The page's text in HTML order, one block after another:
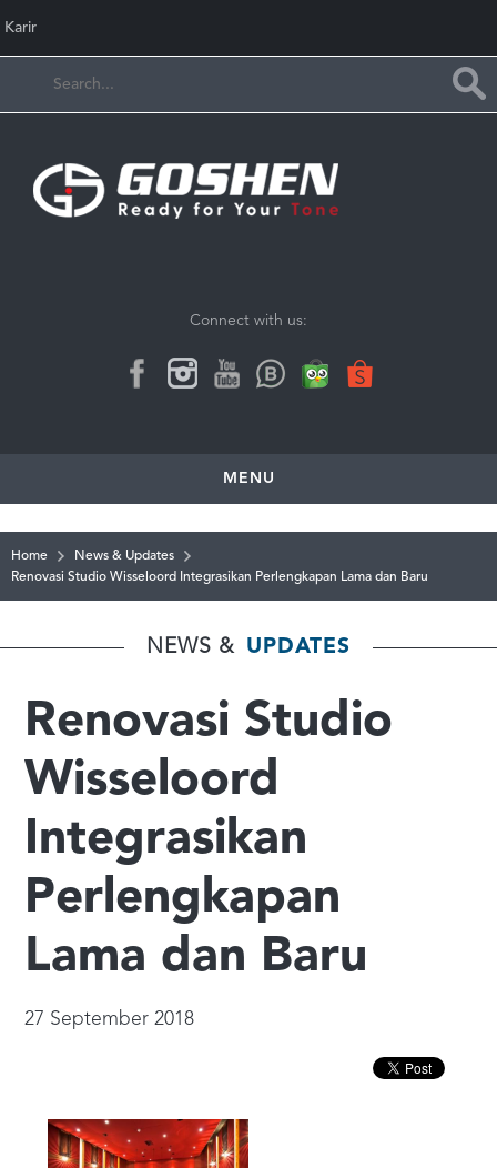
Karir
Connect with us:
MENU
Home
News & Updates
Renovasi Studio Wisseloord Integrasikan Perlengkapan Lama dan Baru
NEWS & UPDATES
Renovasi Studio
Wisseloord
Integrasikan
Perlengkapan
Lama dan Baru
27 September 2018